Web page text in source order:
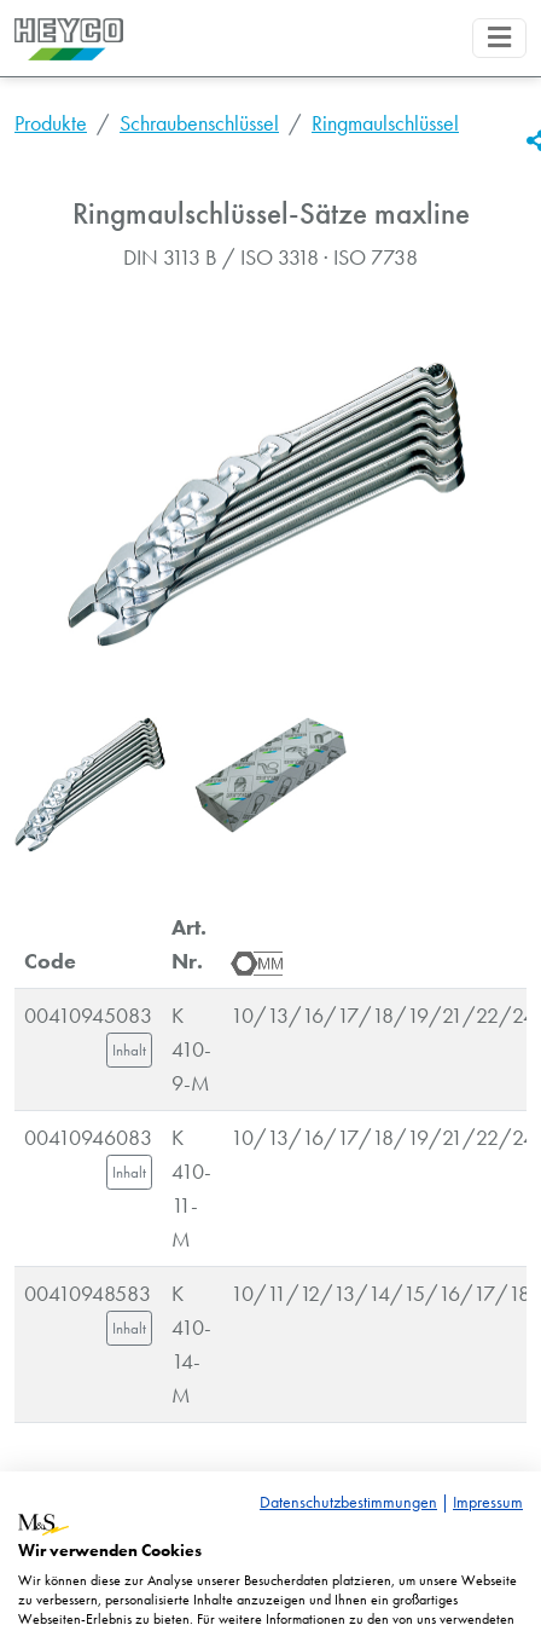
Produkte Schraubenschlüssel Ringmaulschlüssel
Ringmaulschlüssel-Sätze maxline
DIN 3113 B / ISO 3318 · ISO 7738
Code
Art.
Nr.
00410945083
Inhalt
K
410-
9-M
10/13/16/17/18/19/21/22/24
00410946083
Inhalt
K
410-
11-
M
10/13/16/17/18/19/21/22/
00410948583
Inhalt
K
410-
14-
M
10/11/12/13/14/15/16/17/
UVP* = Unverbindliche Preisempfehlung. Abgebildete
Preise in Euro zzgl. ges. MwSt.
Abbildung ähnlich. Technische Änderungen vorbehalten.
Datenschutzbestimmungen | Impressum
Wir verwenden Cookies
Wir können diese zur Analyse unserer Besucherdaten platzieren, um unsere Webseite
zu verbessern, personalisierte Inhalte anzuzeigen und Ihnen ein großartiges
Webseiten-Erlebnis zu bieten. Für weitere Informationen zu den von uns verwendeten